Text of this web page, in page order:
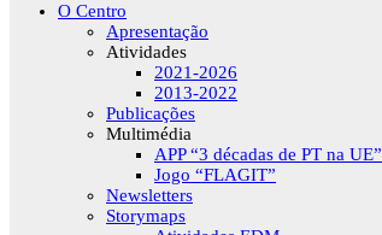
O Centro
Apresentação
Atividades
2021-2026
2013-2022
Publicações
Multimédia
APP “3 décadas de PT na UE”
Jogo “FLAGIT”
Newsletters
Storymaps